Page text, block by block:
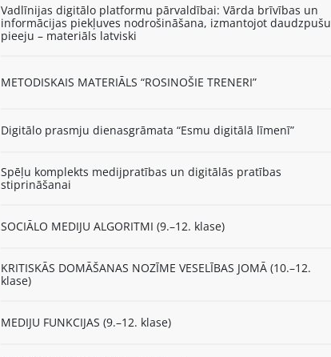
Vadlīnijas digitālo platformu pārvaldībai: Vārda brīvības un
informācijas piekļuves nodrošināšana, izmantojot daudzpušu
pieeju – materiāls latviski
METODISKAIS MATERIĀLS “ROSINOŠIE TRENERI”
Digitālo prasmju dienasgrāmata “Esmu digitālā līmenī”
Spēļu komplekts medijpratības un digitālās pratības
stiprināšanai
SOCIĀLO MEDIJU ALGORITMI (9.–12. klase)
KRITISKĀS DOMĀŠANAS NOZĪME VESELĪBAS JOMĀ (10.–12.
klase)
MEDIJU FUNKCIJAS (9.–12. klase)